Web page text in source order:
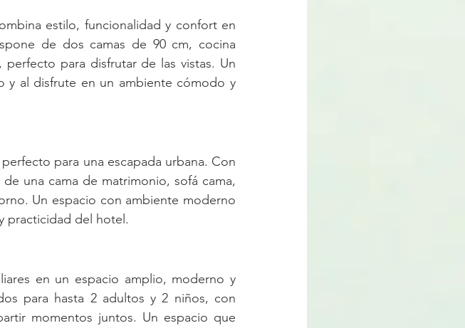
estilo, funcionalidad y confort en
de dos camas de 90 cm, cocina
para disfrutar de las vistas. Un
y al disfrute en un ambiente cómodo y
para una escapada urbana. Con
una cama de matrimonio, sofá cama,
Un espacio con ambiente moderno
practicidad del hotel.
en un espacio amplio, moderno y
para hasta 2 adultos y 2 niños, con
momentos juntos. Un espacio que